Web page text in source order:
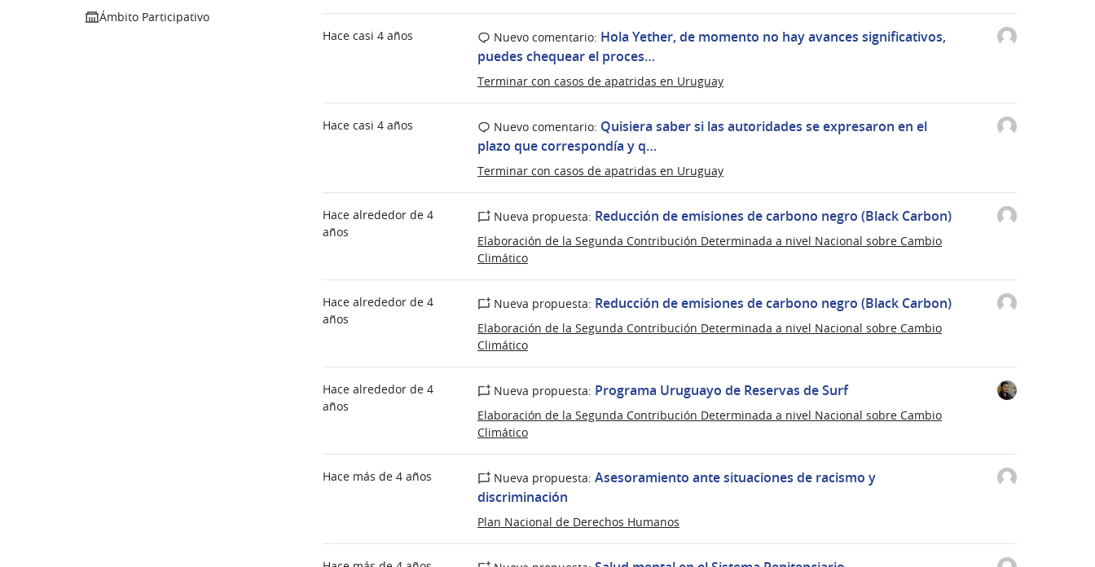
Ámbito Participativo
Ámbito Participativo
Hace casi 4 años Nuevo comentario: Hola Yether, de momento no hay avances significativos,
puedes chequear el proces…
Terminar con casos de apatridas en Uruguay
Hace casi 4 años Nuevo comentario: Quisiera saber si las autoridades se expresaron en el
plazo que correspondía y q…
Terminar con casos de apatridas en Uruguay
Hace alrededor de 4
años
Nueva propuesta: Reducción de emisiones de carbono negro (Black Carbon)
Elaboración de la Segunda Contribución Determinada a nivel Nacional sobre Cambio
Climático
Hace alrededor de 4
años
Nueva propuesta: Reducción de emisiones de carbono negro (Black Carbon)
Elaboración de la Segunda Contribución Determinada a nivel Nacional sobre Cambio
Climático
Hace alrededor de 4
años
Nueva propuesta: Programa Uruguayo de Reservas de Surf
Elaboración de la Segunda Contribución Determinada a nivel Nacional sobre Cambio
Climático
Hace más de 4 años Nueva propuesta: Asesoramiento ante situaciones de racismo y
discriminación
Plan Nacional de Derechos Humanos